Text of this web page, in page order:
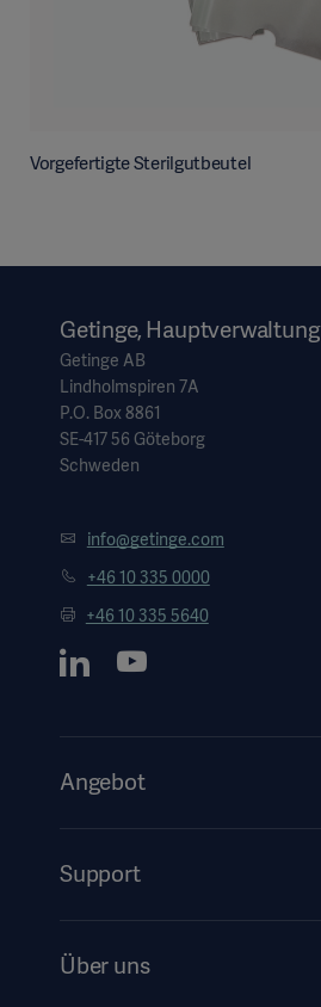
Vorgefertigte Sterilgutbeutel
Getinge, Hauptverwaltung
Getinge AB
Lindholmspiren 7A
P.O. Box 8861
SE-417 56 Göteborg
Schweden
info@getinge.com
+46 10 335 0000
+46 10 335 5640
Angebot
Services
Support
Über uns